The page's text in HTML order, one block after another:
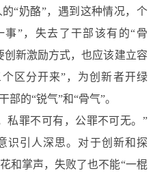
“奶酪”，遇到这种情况，个
”，失去了干部该有的“骨
新激励方式，也应该建立容
区分开来”，为创新者开绿
的“锐气”和“骨气”。
罪不可有，公罪不可无。”
识引人深思。对于创新和探
和掌声，失败了也不能“一棍